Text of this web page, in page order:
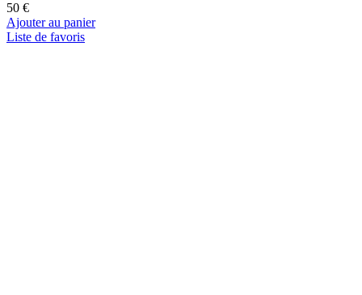
50 €
Ajouter au panier
Liste de favoris